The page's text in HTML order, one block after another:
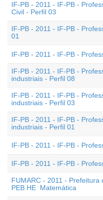
IF-PB - 2011 - IF-PB -
Civil - Perfil 03
IF-PB - 2011 - IF-PB -
01
IF-PB - 2011 - IF-PB -
IF-PB - 2011 - IF-PB -
industriais - Perfil 08
IF-PB - 2011 - IF-PB -
industriais - Perfil 03
IF-PB - 2011 - IF-PB -
industriais - Perfil 01
IF-PB - 2011 - IF-PB -
IF-PB - 2011 - IF-PB -
FUMARC - 2011 -
PEB HE  Matemática